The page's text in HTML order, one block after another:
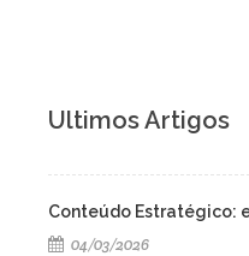
Ultimos Artigos
Conteúdo Estratégico:
04/03/2026